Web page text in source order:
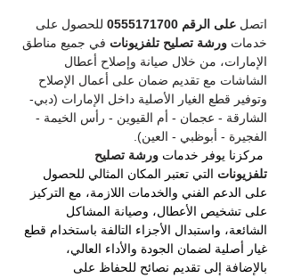
اتصل على الرقم 0555171700 للحصول على
خدمات ورشة تصليح تلفزيونات في جميع مناطق
الإمارات، من خلال صيانة وإصلاح أعطال
الشاشات مع تقديم ضمان على أعمال الإصلاح
وتوفير قطع الغيار الأصلية داخل الإمارات (دبي-
الشارقة - عجمان - أم القيوين - رأس الخيمة -
الفجيرة - أبوظبي - العين).
مركزنا يوفر خدمات ورشة تصليح
تلفزيونات التي تعتبر المكان المثالي للحصول
على الدعم الفني والخدمات اللازمة، مع التركيز
على تشخيص الأعطال، وصيانة المشاكل
الشائعة، واستبدال الأجزاء التالفة باستخدام قطع
غيار أصلية لضمان الجودة والأداء العالي،
بالإضافة إلى تقديم نصائح للحفاظ على